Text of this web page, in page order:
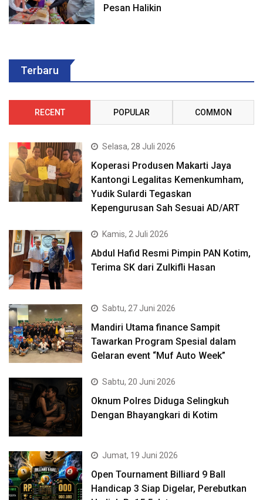
Pesan Halikin
Terbaru
RECENT POPULAR COMMON
Selasa, 28 Juli 2026
Koperasi Produsen Makarti Jaya
Kantongi Legalitas Kemenkumham,
Yudik Sulardi Tegaskan
Kepengurusan Sah Sesuai AD/ART
Kamis, 2 Juli 2026
Abdul Hafid Resmi Pimpin PAN Kotim,
Terima SK dari Zulkifli Hasan
Sabtu, 27 Juni 2026
Mandiri Utama finance Sampit
Tawarkan Program Spesial dalam
Gelaran event “Muf Auto Week”
Sabtu, 20 Juni 2026
Oknum Polres Diduga Selingkuh
Dengan Bhayangkari di Kotim
Jumat, 19 Juni 2026
Open Tournament Billiard 9 Ball
Handicap 3 Siap Digelar, Perebutkan